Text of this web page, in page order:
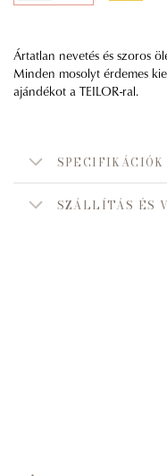
Ártatlan nevetés és szoros
Minden mosolyt érdemes
ajándékot a TEILOR-ral.
SPECIFIKÁCIÓK
SZÁLLÍTÁS ÉS